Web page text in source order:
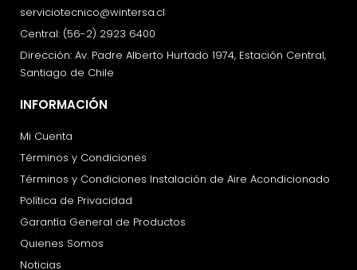
serviciotecnico@wintersa.cl
Central: (56-2) 2923 6400
Dirección: Av. Padre Alberto Hurtado 1974, Estación Central,
Santiago de Chile
INFORMACIÓN
Mi Cuenta
Términos y Condiciones
Términos y Condiciones Instalación de Aire Acondicionado
Política de Privacidad
Garantía General de Productos
Quienes Somos
Noticias